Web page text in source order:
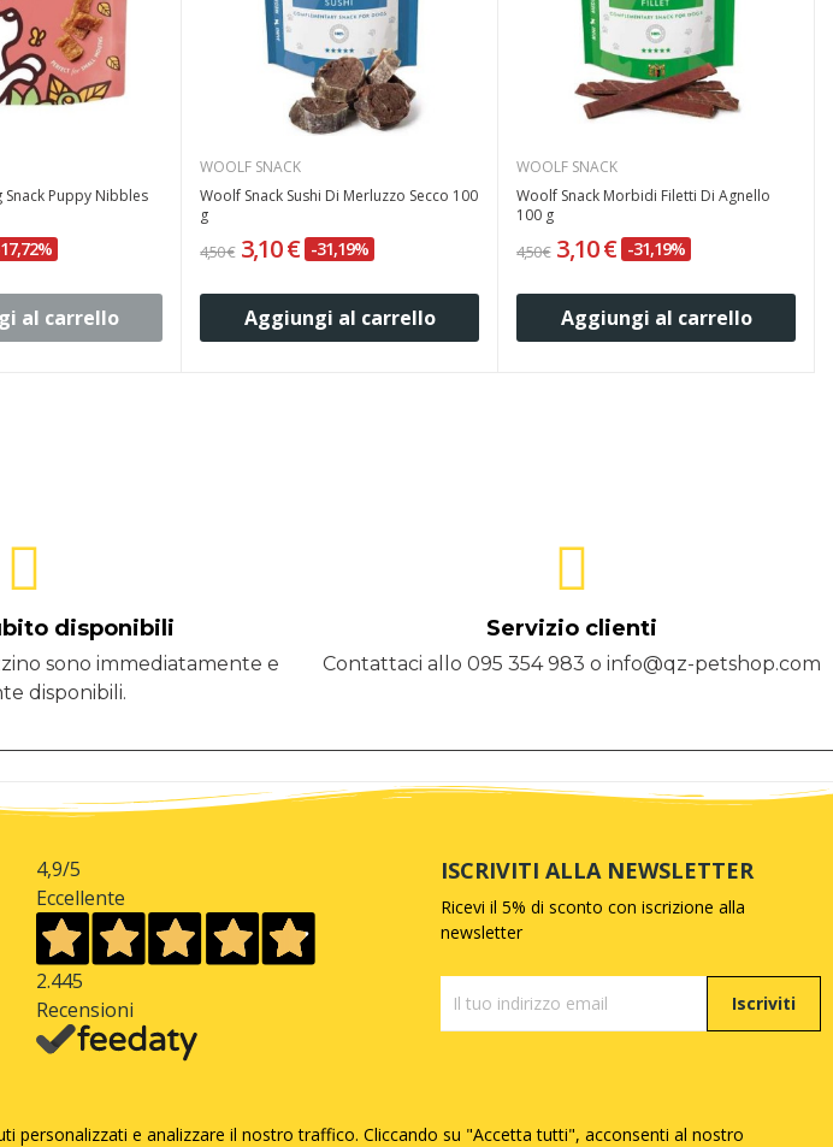
Snack Puppy Nibbles
al carrello
WOOLF SNACK
Woolf Snack Sushi Di Merluzzo Secco 100
g
4,50 € 3,10 € -31,19%
Aggiungi al carrello
WOOLF SNACK
Woolf Snack Morbidi Filetti Di Agnello
100 g
4,50 € 3,10 € -31,19%
Aggiungi al carrello
disponibili
sono immediatamente e
disponibili.
Servizio clienti
Contattaci allo 095 354 983 o info@qz-petshop.com
4,9/5
Eccellente
2.445
Recensioni
ISCRIVITI ALLA NEWSLETTER
Ricevi il 5% di sconto con iscrizione alla
newsletter
Iscriviti
personalizzati e analizzare il nostro traffico. Cliccando su "Accetta tutti", acconsenti al nostro